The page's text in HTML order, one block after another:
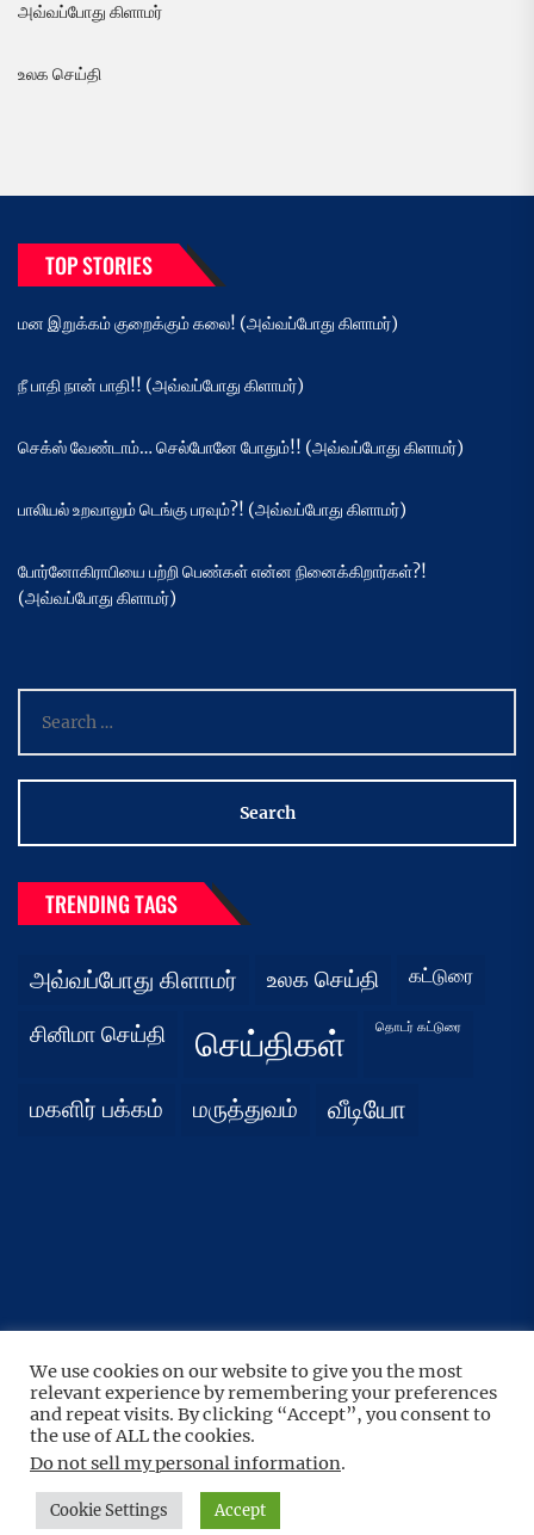
அவ்வப்போது கிளாமர்
உலக செய்தி
TOP STORIES
மன இறுக்கம் குறைக்கும் கலை! (அவ்வப்போது கிளாமர்)
நீ பாதி நான் பாதி!! (அவ்வப்போது கிளாமர்)
செக்ஸ் வேண்டாம்… செல்போனே போதும்!! (அவ்வப்போது கிளாமர்)
பாலியல் உறவாலும் டெங்கு பரவும்?! (அவ்வப்போது கிளாமர்)
போர்னோகிராபியை பற்றி பெண்கள் என்ன நினைக்கிறார்கள்?!
(அவ்வப்போது கிளாமர்)
for:
TRENDING TAGS
அவ்வப்போது கிளாமர் உலக செய்தி கட்டுரை
சினிமா செய்தி செய்திகள் தொடர் கட்டுரை
மகளிர் பக்கம் மருத்துவம் வீடியோ
UP↑
Copyright © 2026 நிதர்சனம்.All rights reserved.
Theme: BoundlessNews ByThemeinwp.
WordPress.
HomePrivacyAthirady
We use cookies on our website to give you the most
relevant experience by remembering your preferences
and repeat visits. By clicking “Accept”, you consent to
the use of ALL the cookies.
Do not sell my personal information.
Cookie Settings Accept